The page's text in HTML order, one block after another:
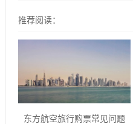
推荐阅读：
东方航空旅行购票常见问题